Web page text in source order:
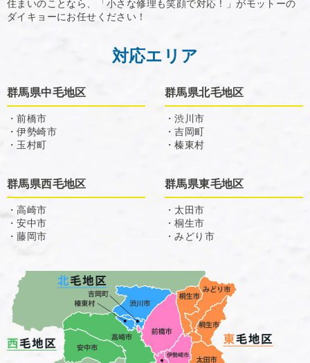
住まいのことなら、「小さな修理も笑顔で対応！」がモットーの
ダイキョーにお任せください！
対応エリア
群馬県中毛地区
・前橋市
・伊勢崎市
・玉村町
群馬県北毛地区
・渋川市
・吉岡町
・榛東村
群馬県西毛地区
・高崎市
・安中市
・藤岡市
群馬県東毛地区
・太田市
・桐生市
・みどり市